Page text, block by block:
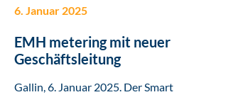
6. Januar 2025
EMH metering mit neuer
Geschäftsleitung
Gallin, 6. Januar 2025. Der Smart